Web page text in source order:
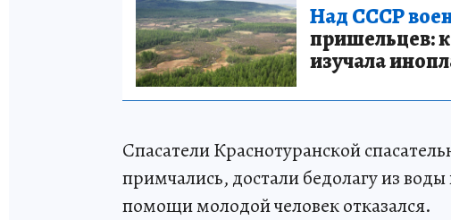
Над СССР
пришельцев:
изучала
Спасатели Краснотуранской
примчались, достали бедолагу из
помощи молодой человек отказался.